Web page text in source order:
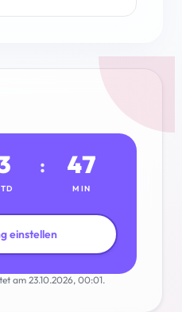
: 47
MIN
einstellen
am 23.10.2026, 00:01.